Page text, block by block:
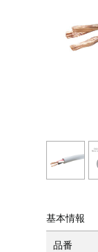
基本情報
品番